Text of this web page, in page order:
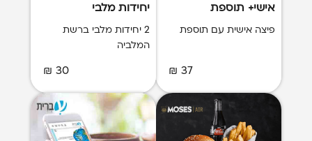
אישי+ תוספת
פיצה אישית עם תוספת
37 ₪
יחידות מלבי
2 יחידות מלבי ברשת
המלביה
30 ₪